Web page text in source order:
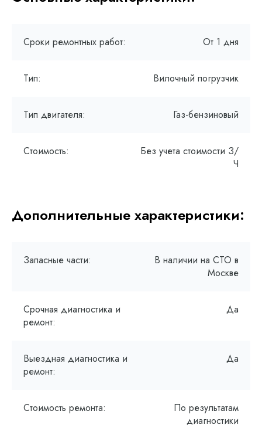
Сроки ремонтных работ: От 1 дня
Тип: Вилочный погрузчик
Тип двигателя: Газ-бензиновый
Стоимость:
Без учета стоимости З/
Ч
Дополнительные характеристики:
Запасные части:
В наличии на СТО в
Москве
Срочная диагностика и
ремонт:
Да
Выездная диагностика и
ремонт:
Да
Стоимость ремонта:
По результатам
диагностики